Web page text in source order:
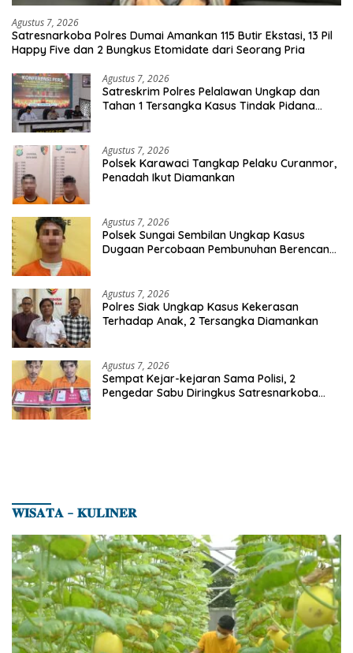
Agustus 7, 2026
Satresnarkoba Polres Dumai Amankan 115 Butir Ekstasi, 13 Pil
Happy Five dan 2 Bungkus Etomidate dari Seorang Pria
Agustus 7, 2026
Satreskrim Polres Pelalawan Ungkap dan
Tahan 1 Tersangka Kasus Tindak Pidana
Agustus 7, 2026
Polsek Karawaci Tangkap Pelaku Curanmor,
Penadah Ikut Diamankan
Agustus 7, 2026
Polsek Sungai Sembilan Ungkap Kasus
Dugaan Percobaan Pembunuhan Berencana,
Agustus 7, 2026
Polres Siak Ungkap Kasus Kekerasan
Terhadap Anak, 2 Tersangka Diamankan
Agustus 7, 2026
Sempat Kejar-kejaran Sama Polisi, 2
Pengedar Sabu Diringkus Satresnarkoba
𝐖𝐈𝐒𝐀𝐓𝐀 – 𝐊𝐔𝐋𝐈𝐍𝐄𝐑